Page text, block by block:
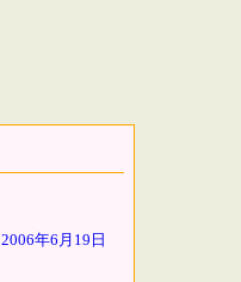
2006年6月19日